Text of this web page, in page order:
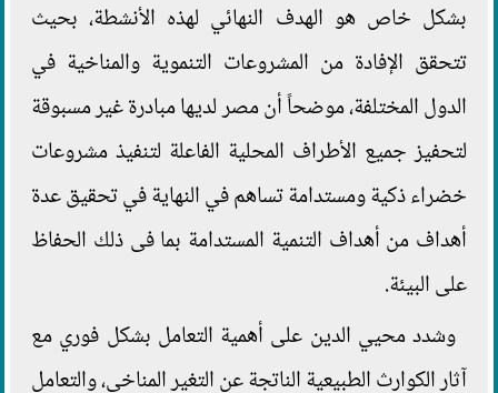
بشكل خاص هو الهدف النهائي لهذه الأنشطة، بحيث
تتحقق الإفادة من المشروعات التنموية والمناخية في
الدول المختلفة، موضحاً أن مصر لديها مبادرة غير مسبوقة
لتحفيز جميع الأطراف المحلية الفاعلة لتنفيذ مشروعات
خضراء ذكية ومستدامة تساهم في النهاية في تحقيق عدة
أهداف من أهداف التنمية المستدامة بما فى ذلك الحفاظ
على البيئة.
وشدد محيي الدين على أهمية التعامل بشكل فوري مع
آثار الكوارث الطبيعية الناتجة عن التغير المناخي، والتعامل